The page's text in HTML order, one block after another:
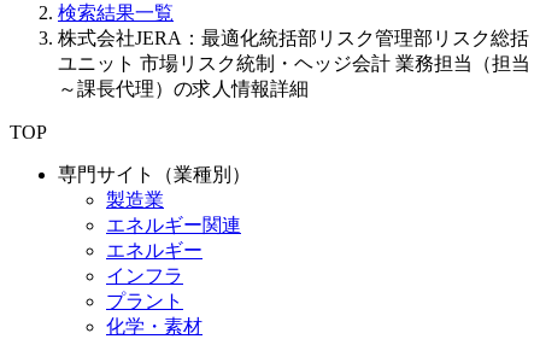
検索結果一覧
株式会社JERA：最適化統括部リスク管理部リスク総括
ユニット 市場リスク統制・ヘッジ会計 業務担当（担当
～課長代理）の求人情報詳細
TOP
専門サイト（業種別）
製造業
エネルギー関連
エネルギー
インフラ
プラント
化学・素材